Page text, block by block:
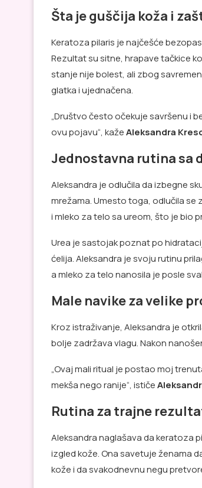
Šta je guščija koža i
Keratoza pilaris je najčešće
Rezultat su sitne, hrapave tačkice
stanje nije bolest, ali zbog
glatka i ujednačena.
„Društvo često očekuje savršenu i
ovu pojavu“, kažeAleksandra
Jednostavna rutina sa
Aleksandra je odlučila da izbegne
mrežama. Umesto toga, odlučila se
i mleko za telo sa ureom, što je bio
Urea je sastojak poznat po
ćelija. Aleksandra je svoju rutinu
a mleko za telo nanosila je posle
Male navike za velike
Kroz istraživanje, Aleksandra je
bolje zadržava vlagu. Nakon
„Ovaj mali ritual je postao moj
mekša nego ranije“, ističe
Rutina za trajne
Aleksandra naglašava da keratoza
izgled kože. Ona savetuje ženama
kože i da svakodnevnu negu